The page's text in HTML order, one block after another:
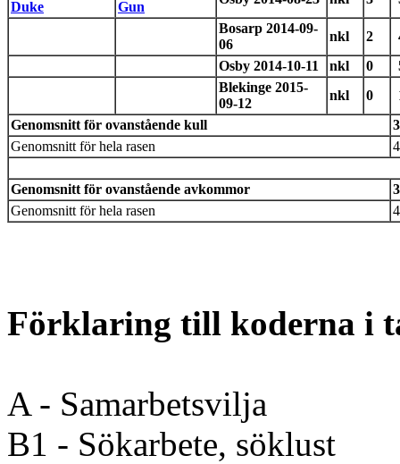
Duke
Gun
Bosarp 2014-09-
06
nkl 2
Osby 2014-10-11
nkl 0
Blekinge 2015-
09-12
nkl 0
Genomsnitt för ovanstående kull
Genomsnitt för hela rasen
Genomsnitt för ovanstående avkommor
Genomsnitt för hela rasen
Förklaring till koderna i
A - Samarbetsvilja
B1 - Sökarbete, söklust